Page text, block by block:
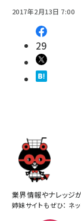
2017年2月13日 7:00
29
業界情報やナレッジ
姉妹サイトもぜひ： ネ